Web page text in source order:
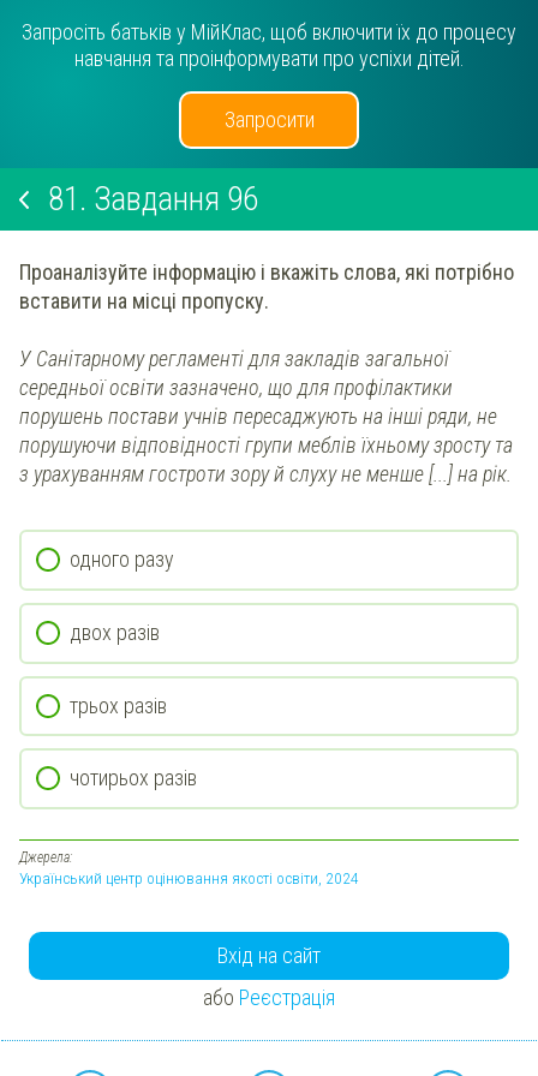
Запросіть батьків у МійКлас, щоб включити їх до процесу
навчання та проінформувати про успіхи дітей.
Запросити
81. Завдання 96
Проаналізуйте інформацію і вкажіть слова, які потрібно
вставити на місці пропуску.
У Санітарному регламенті для закладів загальної
середньої освіти зазначено, що для профілактики
порушень постави учнів пересаджують на інші ряди, не
порушуючи відповідності групи меблів їхньому зросту та
з урахуванням гостроти зору й слуху не менше [...] на рік.
одного разу
двох разів
трьох разів
чотирьох разів
Джерела:
Український центр оцінювання якості освіти, 2024
Вхід на сайт
або Реєстрація